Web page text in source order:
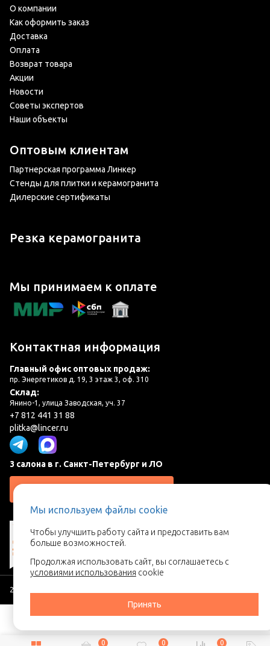
0 0 0
О компании
Как оформить заказ
Доставка
Оплата
Возврат товара
Акции
Новости
Советы экспертов
Наши объекты
Оптовым клиентам
Партнерская программа Линкер
Стенды для плитки и керамогранита
Дилерские сертификаты
Резка керамогранита
Мы принимаем к оплате
Контактная информация
Главный офис оптовых продаж:
пр. Энергетиков д. 19, 3 этаж 3, оф. 310
Склад:
Янино-1, улица Заводская, уч. 37
+7 812 441 31 88
plitka@lincer.ru
3 салона в г. Санкт-Петербург и ЛО
2026 © Линкер - Ваш поставщик керамической плитки
Мы используем файлы cookie
Чтобы улучшить работу сайта и предоставить вам
больше возможностей.
Продолжая использовать сайт, вы соглашаетесь с
условиями использования cookie
Принять